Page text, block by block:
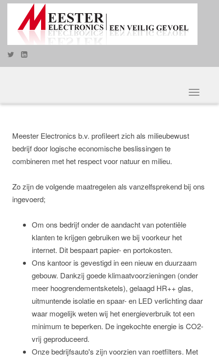
Toggle
Meester Electronics b.v. profileert zich als milieubewust
bedrijf door logische economische beslissingen te
combineren met het respect voor natuur en milieu.
Zo zijn de volgende maatregelen als vanzelfsprekend bij ons
ingevoerd;
Om ons bedrijf onder de aandacht van potentiële
klanten te krijgen gebruiken we bij voorkeur het
internet. Dit bespaart papier- en portokosten.
Ons kantoor is gevestigd in een nieuw en duurzaam
gebouw. Dankzij goede klimaatvoorzieningen (onder
meer hoogrendementsketels), gelaagd HR++ glas,
uitmuntende isolatie en spaar- en LED verlichting daar
waar mogelijk weten wij het energieverbruik tot een
minimum te beperken. De ingekochte energie is CO2-
vrij geproduceerd.
Onze bedrijfsauto's zijn voorzien van roetfilters. Met